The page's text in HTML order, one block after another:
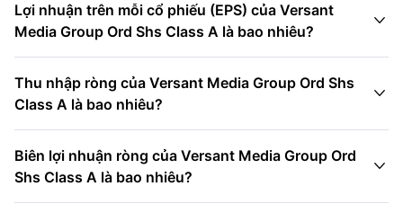
Lợi nhuận trên mỗi cổ phiếu (EPS) của Versant
Media Group Ord Shs Class A là bao nhiêu?

Thu nhập ròng của Versant Media Group Ord Shs
Class A là bao nhiêu?

Biên lợi nhuận ròng của Versant Media Group Ord
Shs Class A là bao nhiêu?
